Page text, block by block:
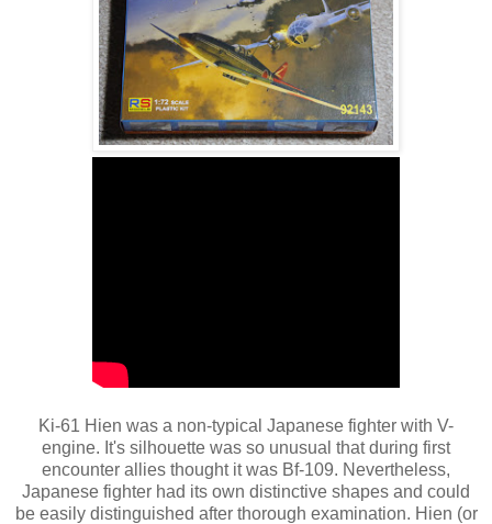
Ki-61 Hien was a non-typical Japanese fighter with V-
engine. It's silhouette was so unusual that during first
encounter allies thought it was Bf-109. Nevertheless,
Japanese fighter had its own distinctive shapes and could
be easily distinguished after thorough examination. Hien (or